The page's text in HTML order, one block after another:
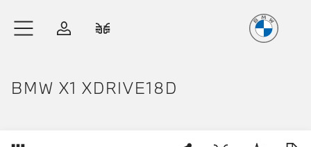
Anmelden
BMW X1 XDRIVE18D